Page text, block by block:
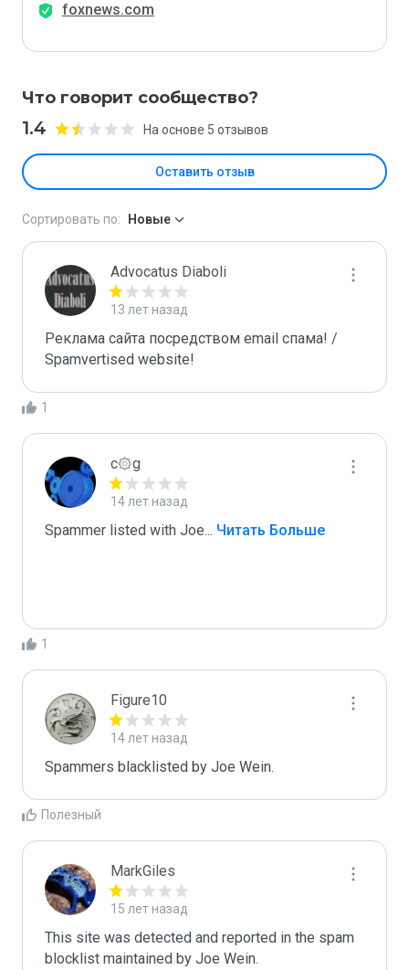
foxnews.com
Что говорит сообщество?
1.4 На основе 5 отзывов
Оставить отзыв
Сортировать по: Новые
Advocatus Diaboli
13 лет назад
Реклама сайта посредством email спама! /
Spamvertised website!
1
c۞g
14 лет назад
Spammer listed with Joe... Читать Больше
1
Figure10
14 лет назад
Spammers blacklisted by Joe Wein.
Полезный
MarkGiles
15 лет назад
This site was detected and reported in the spam
blocklist maintained by Joe Wein.